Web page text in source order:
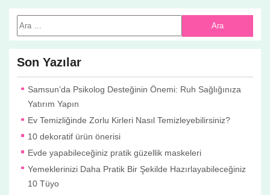
Son Yazılar
Samsun’da Psikolog Desteğinin Önemi: Ruh Sağlığınıza
Yatırım Yapın
Ev Temizliğinde Zorlu Kirleri Nasıl Temizleyebilirsiniz?
10 dekoratif ürün önerisi
Evde yapabileceğiniz pratik güzellik maskeleri
Yemeklerinizi Daha Pratik Bir Şekilde Hazırlayabileceğiniz
10 Tüyo